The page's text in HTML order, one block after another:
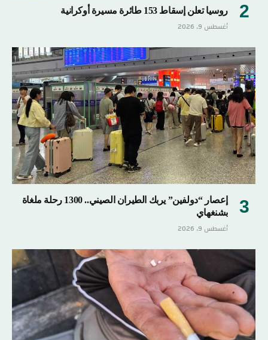
روسيا تعلن إسقاط 153 طائرة مسيرة أوكرانية
أغسطس 9, 2026
إعصار “دولفين” يربك الطيران الصيني.. 1300 رحلة ملغاة
بشنغهاي
أغسطس 9, 2026